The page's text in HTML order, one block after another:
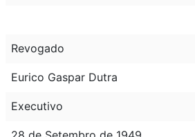
Revogado
Eurico Gaspar Dutra
Executivo